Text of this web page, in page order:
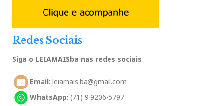
Redes Sociais
Siga o LEIAMAISba nas redes sociais
Email: leiamais.ba@gmail.com
WhatsApp: (71) 9 9206-5797